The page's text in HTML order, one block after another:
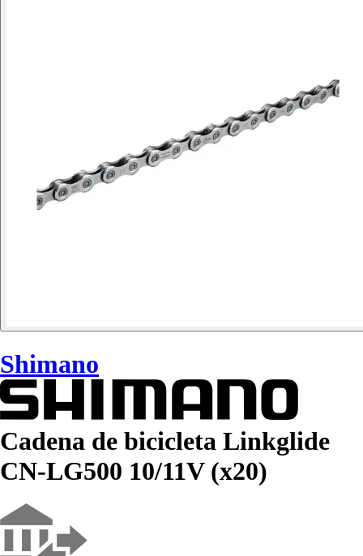
Shimano
Cadena de bicicleta Linkglide
CN-LG500 10/11V (x20)